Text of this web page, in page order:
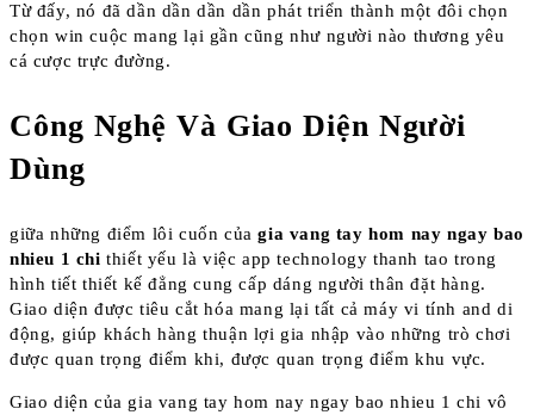
Từ đấy, nó đã dần dần dần dần phát triển thành một đôi chọn
chọn win cuộc mang lại gần cũng như người nào thương yêu
cá cược trực đường.
Công Nghệ Và Giao Diện Người
Dùng
giữa những điểm lôi cuốn củagia vang tay hom nay ngay bao
nhieu 1 chi thiết yếu là việc app technology thanh tao trong
hình tiết thiết kế đẳng cung cấp dáng người thân đặt hàng.
Giao diện được tiêu cắt hóa mang lại tất cả máy vi tính and di
động, giúp khách hàng thuận lợi gia nhập vào những trò chơi
được quan trọng điểm khi, được quan trọng điểm khu vực.
Giao diện của gia vang tay hom nay ngay bao nhieu 1 chi vô